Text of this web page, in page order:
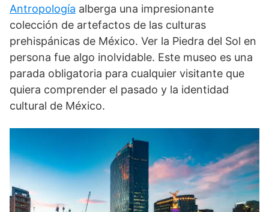
Antropología alberga una impresionante
colección de artefactos de las culturas
prehispánicas de México. Ver la Piedra del Sol en
persona fue algo inolvidable. Este museo es una
parada obligatoria para cualquier visitante que
quiera comprender el pasado y la identidad
cultural de México.